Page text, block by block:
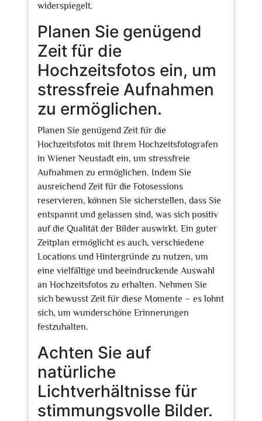
widerspiegelt.
Planen Sie genügend
Zeit für die
Hochzeitsfotos ein, um
stressfreie Aufnahmen
zu ermöglichen.
Planen Sie genügend Zeit für die
Hochzeitsfotos mit Ihrem Hochzeitsfotografen
in Wiener Neustadt ein, um stressfreie
Aufnahmen zu ermöglichen. Indem Sie
ausreichend Zeit für die Fotosessions
reservieren, können Sie sicherstellen, dass Sie
entspannt und gelassen sind, was sich positiv
auf die Qualität der Bilder auswirkt. Ein guter
Zeitplan ermöglicht es auch, verschiedene
Locations und Hintergründe zu nutzen, um
eine vielfältige und beeindruckende Auswahl
an Hochzeitsfotos zu erhalten. Nehmen Sie
sich bewusst Zeit für diese Momente – es lohnt
sich, um wunderschöne Erinnerungen
festzuhalten.
Achten Sie auf
natürliche
Lichtverhältnisse für
stimmungsvolle Bilder.